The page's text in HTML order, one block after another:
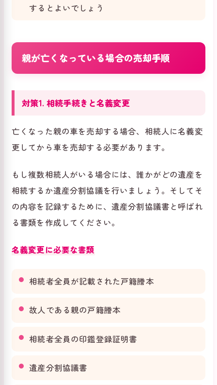
するとよいでしょう
親が亡くなっている場合の売却手順
対策1. 相続手続きと名義変更
亡くなった親の車を売却する場合、相続人に名義変
更してから車を売却する必要があります。
もし複数相続人がいる場合には、誰かがどの遺産を
相続するか遺産分割協議を行いましょう。そしてそ
の内容を記録するために、遺産分割協議書と呼ばれ
る書類を作成してください。
名義変更に必要な書類
相続者全員が記載された戸籍謄本
故人である親の戸籍謄本
相続者全員の印鑑登録証明書
遺産分割協議書